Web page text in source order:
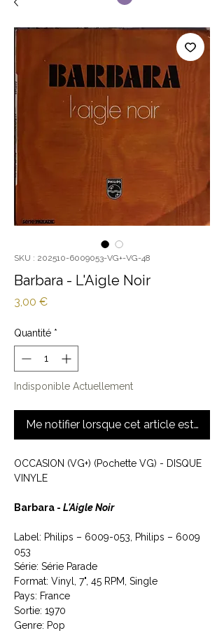
SKU : 202510-6009053-VG+-VG-48
Barbara - L'Aigle Noir
3,00 €Prix
Quantité *
Indisponible Actuellement
Me notifier lorsque cet article est
OCCASION (VG+) (Pochette VG) - DISQUE
VINYLE
Barbara - L'Aigle Noir
Label: Philips ‎– 6009-053, Philips ‎– 6009
053
Série: Série Parade
Format: Vinyl, 7", 45 RPM, Single
Pays: France
Sortie: 1970
Genre: Pop